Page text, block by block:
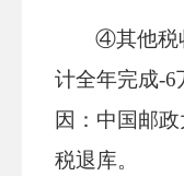
④其他税
计全年完成-6
因： 中国邮
税退库。